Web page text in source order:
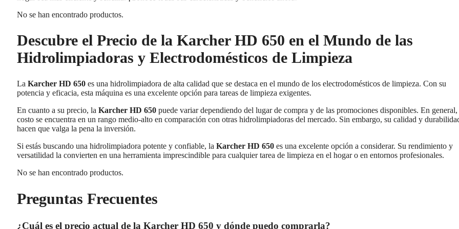
No se han encontrado productos.
Descubre el Precio de la Karcher HD 650 en el Mundo de las
Hidrolimpiadoras y Electrodomésticos de Limpieza
La Karcher HD 650 es una hidrolimpiadora de alta calidad que se destaca en el mundo de los electrodomésticos de limpieza. Con su
potencia y eficacia, esta máquina es una excelente opción para tareas de limpieza exigentes.
En cuanto a su precio, la Karcher HD 650 puede variar dependiendo del lugar de compra y de las promociones disponibles. En general,
costo se encuentra en un rango medio-alto en comparación con otras hidrolimpiadoras del mercado. Sin embargo, su calidad y
hacen que valga la pena la inversión.
Si estás buscando una hidrolimpiadora potente y confiable, la Karcher HD 650 es una excelente opción a considerar. Su rendimiento y
versatilidad la convierten en una herramienta imprescindible para cualquier tarea de limpieza en el hogar o en entornos profesionales.
No se han encontrado productos.
Preguntas Frecuentes
¿Cuál es el precio actual de la Karcher HD 650 y dónde puedo comprarla?